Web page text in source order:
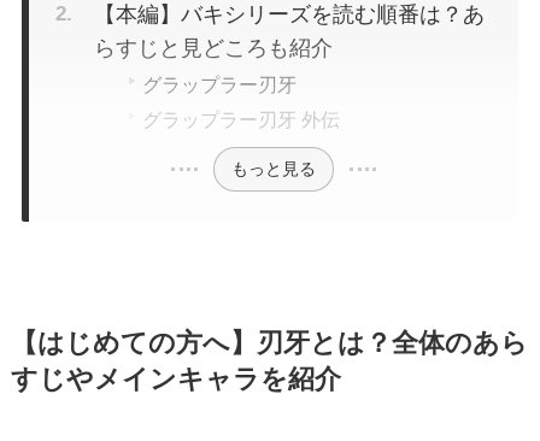
【本編】バキシリーズを読む順番は？あ
らすじと見どころも紹介
グラップラー刃牙
グラップラー刃牙 外伝
もっと見る
【はじめての方へ】刃牙とは？全体のあら
すじやメインキャラを紹介